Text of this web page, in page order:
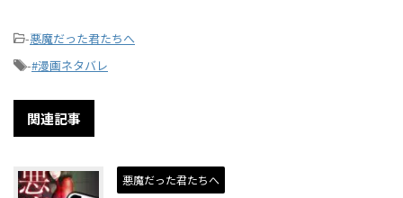
-悪魔だった君たちへ
-#漫画ネタバレ
関連記事
悪魔だった君たちへ